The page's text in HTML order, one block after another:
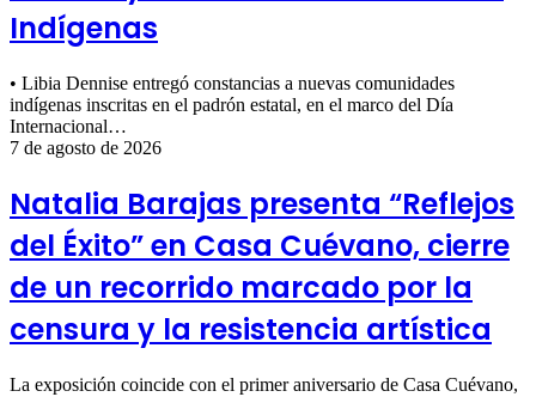
Indígenas
• Libia Dennise entregó constancias a nuevas comunidades
indígenas inscritas en el padrón estatal, en el marco del Día
Internacional…
7 de agosto de 2026
Natalia Barajas presenta “Reflejos
del Éxito” en Casa Cuévano, cierre
de un recorrido marcado por la
censura y la resistencia artística
La exposición coincide con el primer aniversario de Casa Cuévano,